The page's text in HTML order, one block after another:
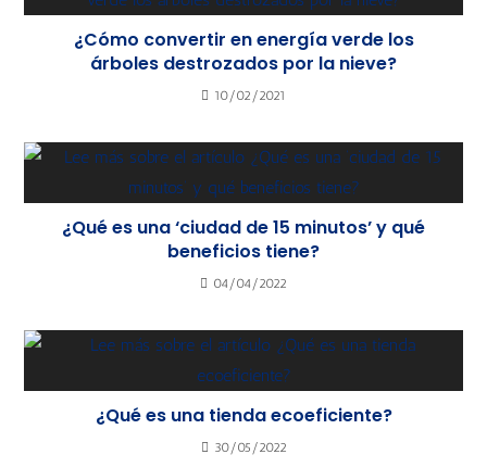
¿Cómo convertir en energía verde los
árboles destrozados por la nieve?
10/02/2021
¿Qué es una ‘ciudad de 15 minutos’ y qué
beneficios tiene?
04/04/2022
¿Qué es una tienda ecoeficiente?
30/05/2022